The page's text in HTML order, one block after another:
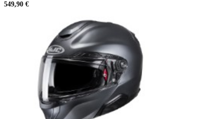
549,90 €